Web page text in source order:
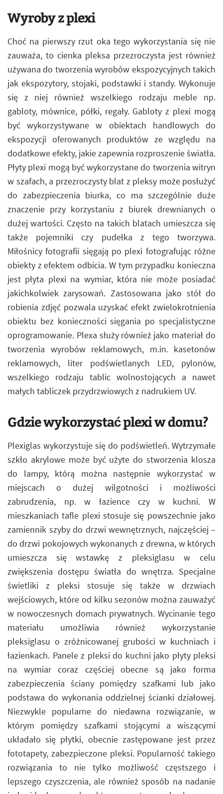
Wyroby z plexi
Choć na pierwszy rzut oka tego wykorzystania się nie
zauważa, to cienka pleksa przezroczysta jest również
używana do tworzenia wyrobów ekspozycyjnych takich
jak ekspozytory, stojaki, podstawki i standy. Wykonuje
się z niej również wszelkiego rodzaju meble np.
gabloty, mównice, półki, regały. Gabloty z plexi mogą
być wykorzystywane w obiektach handlowych do
ekspozycji oferowanych produktów ze względu na
dodatkowe efekty, jakie zapewnia rozproszenie światła.
Płyty plexi mogą być wykorzystane do tworzenia witryn
w szafach, a przezroczysty blat z pleksy może posłużyć
do zabezpieczenia biurka, co ma szczególnie duże
znaczenie przy korzystaniu z biurek drewnianych o
dużej wartości. Często na takich blatach umieszcza się
także pojemniki czy pudełka z tego tworzywa.
Miłośnicy fotografii sięgają po plexi fotografując różne
obiekty z efektem odbicia. W tym przypadku konieczna
jest płyta plexi na wymiar, która nie może posiadać
jakichkolwiek zarysowań. Zastosowana jako stół do
robienia zdjęć pozwala uzyskać efekt zwielokrotnienia
obiektu bez konieczności sięgania po specjalistyczne
oprogramowanie. Plexa służy również jako materiał do
tworzenia wyrobów reklamowych, m.in. kasetonów
reklamowych, liter podświetlanych LED, pylonów,
wszelkiego rodzaju tablic wolnostojących a nawet
małych tabliczek przydrzwiowych z nadrukiem UV.
Gdzie wykorzystać plexi w domu?
Plexiglas wykorzystuje się do podświetleń. Wytrzymałe
szkło akrylowe może być użyte do stworzenia klosza
do lampy, którą można następnie wykorzystać w
miejscach o dużej wilgotności i możliwości
zabrudzenia, np. w łazience czy w kuchni. W
mieszkaniach tafle plexi stosuje się powszechnie jako
zamiennik szyby do drzwi wewnętrznych, najczęściej –
do drzwi pokojowych wykonanych z drewna, w których
umieszcza się wstawkę z pleksiglasu w celu
zwiększenia dostępu światła do wnętrza. Specjalne
świetliki z pleksi stosuje się także w drzwiach
wejściowych, które od kilku sezonów można zauważyć
w nowoczesnych domach prywatnych. Wycinanie tego
materiału umożliwia również wykorzystanie
pleksiglasu o zróżnicowanej grubości w kuchniach i
łazienkach. Panele z pleksi do kuchni jako płyty pleksi
na wymiar coraz częściej obecne są jako forma
zabezpieczenia ściany pomiędzy szafkami lub jako
podstawa do wykonania oddzielnej ścianki działowej.
Niezwykle popularne do niedawna rozwiązanie, w
którym pomiędzy szafkami stojącymi a wiszącymi
układało się płytki, obecnie zastępowane jest przez
fototapety, zabezpieczone pleksi. Popularność takiego
rozwiązania to nie tylko możliwość częstszego i
lepszego czyszczenia, ale również sposób na nadanie